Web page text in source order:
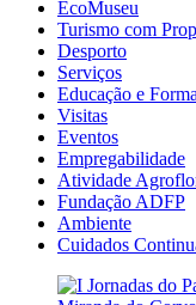
EcoMuseu
Turismo com
Desporto
Serviços
Educação e
Visitas
Eventos
Empregabilidade
Atividade
Fundação ADFP
Ambiente
Cuidados